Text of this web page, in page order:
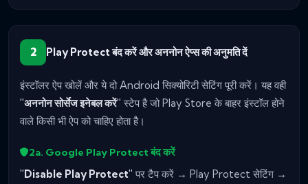
2 Play Protect बंद करें और अननोन ऐप्स की अनुमति दें
इंस्टॉलर ऐप खोलें और ये दो Android सिक्योरिटी सेटिंग पूरी करें। यह वही
"अननोन सोर्सेज इनेबल करें" स्टेप है जो Play Store के बाहर इंस्टॉल होने
वाले किसी भी ऐप को चाहिए होता है।
2a. Google Play Protect बंद करें
"Disable Play Protect" पर टैप करें → Play Protect सेटिंग →